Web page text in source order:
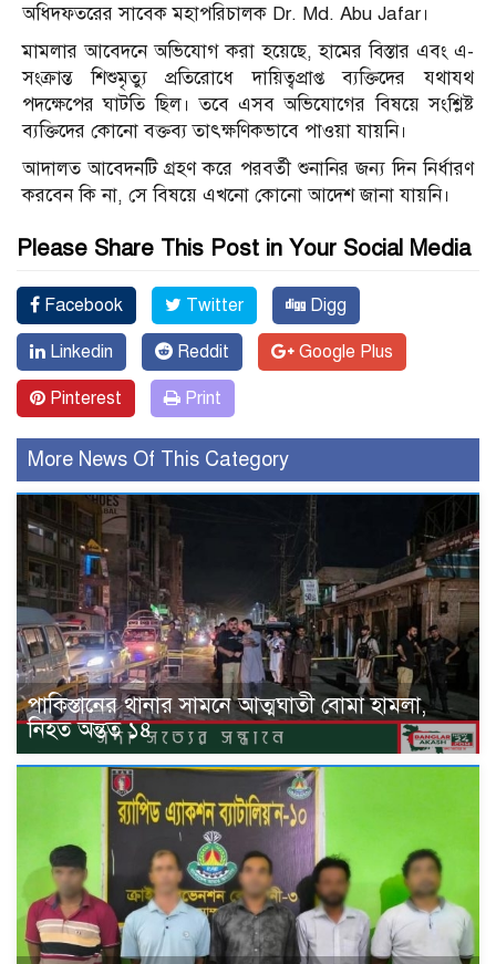
অধিদফতরের সাবেক মহাপরিচালক Dr. Md. Abu Jafar।
মামলার আবেদনে অভিযোগ করা হয়েছে, হামের বিস্তার এবং এ-
সংক্রান্ত শিশুমৃত্যু প্রতিরোধে দায়িত্বপ্রাপ্ত ব্যক্তিদের যথাযথ
পদক্ষেপের ঘাটতি ছিল। তবে এসব অভিযোগের বিষয়ে সংশ্লিষ্ট
ব্যক্তিদের কোনো বক্তব্য তাৎক্ষণিকভাবে পাওয়া যায়নি।
আদালত আবেদনটি গ্রহণ করে পরবর্তী শুনানির জন্য দিন নির্ধারণ
করবেন কি না, সে বিষয়ে এখনো কোনো আদেশ জানা যায়নি।
Please Share This Post in Your Social Media
Facebook Twitter Digg
Linkedin Reddit Google Plus
Pinterest Print
More News Of This Category
পাকিস্তানের থানার সামনে আত্মঘাতী বোমা হামলা,
নিহত অন্তত ১৪